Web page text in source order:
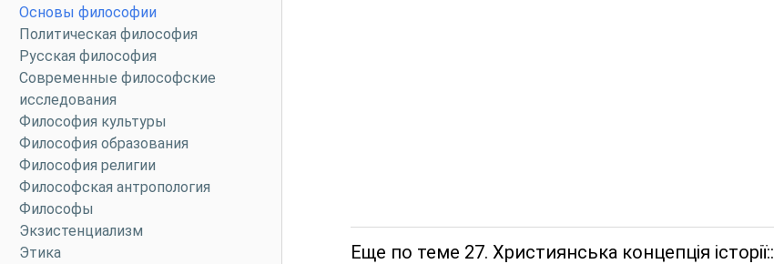
Основы философии
Политическая философия
Русская философия
Современные философские
исследования
Философия культуры
Философия образования
Философия религии
Философская антропология
Философы
Экзистенциализм
Этика
Еще по теме 27. Християнська концепція історії::